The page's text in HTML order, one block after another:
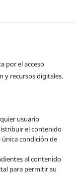
por el acceso
y recursos digitales.
usuario
el contenido
condición de
al contenido
para permitir su